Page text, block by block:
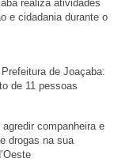
realiza atividades
e cidadania durante o
de Joaçaba:
de 11 pessoas
companheira e
drogas na sua